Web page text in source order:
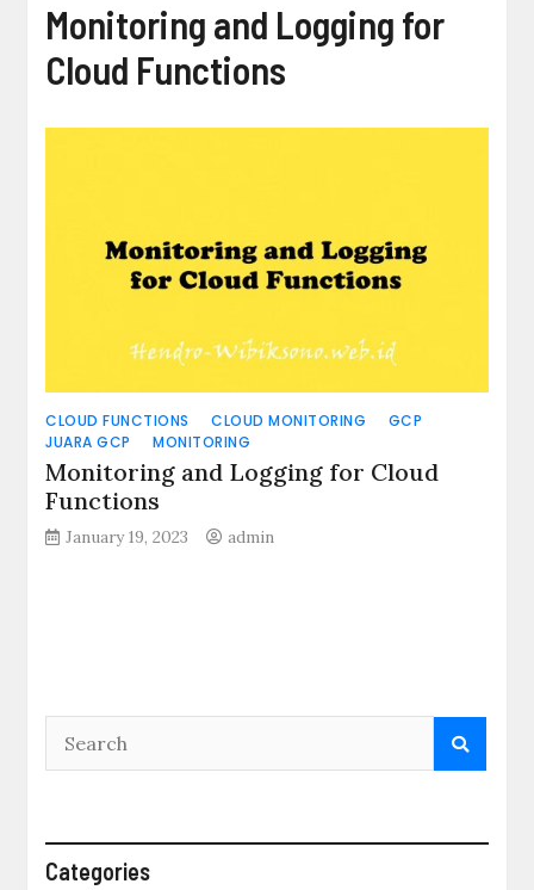
Monitoring and Logging for
Cloud Functions
CLOUD FUNCTIONS CLOUD MONITORING
GCP
JUARA GCP
MONITORING
Monitoring and Logging for Cloud
Functions
January 19, 2023 admin
Categories